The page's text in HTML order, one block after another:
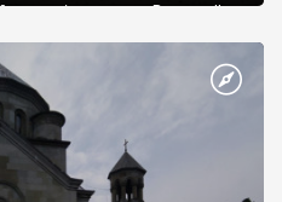
імператору Василю ІІ, та
став Василем-християнином.
честь Херсонесу Таврійського